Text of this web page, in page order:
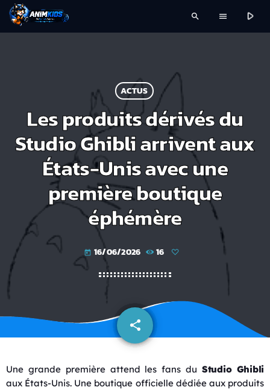
search menu play_arrow
ACTUS
Les produits dérivés du
Studio Ghibli arrivent aux
États-Unis avec une
première boutique
éphémère
today 16/06/2026 16
share
email
Une grande première attend les fans duStudio Ghibli
aux États-Unis. Une boutique officielle dédiée aux produits